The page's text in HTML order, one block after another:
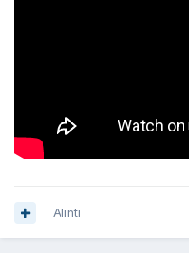
Alıntı